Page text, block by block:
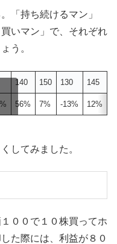
「持ち続けるマン」
いマン」で、それぞれ
う。
140 150 130 145
56% 7% -13% 12%
してみました。
００で１０株買ってホ
た際には、利益が８０